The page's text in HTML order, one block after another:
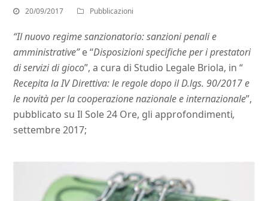
20/09/2017 Pubblicazioni
“Il nuovo regime sanzionatorio: sanzioni penali e
amministrative”e “Disposizioni specifiche per i prestatori
di servizi di gioco”, a cura di Studio Legale Briola, in “
Recepita la IV Direttiva: le regole dopo il D.lgs. 90/2017 e
le novità per la cooperazione nazionale e internazionale”,
pubblicato su Il Sole 24 Ore, gli approfondimenti,
settembre 2017;